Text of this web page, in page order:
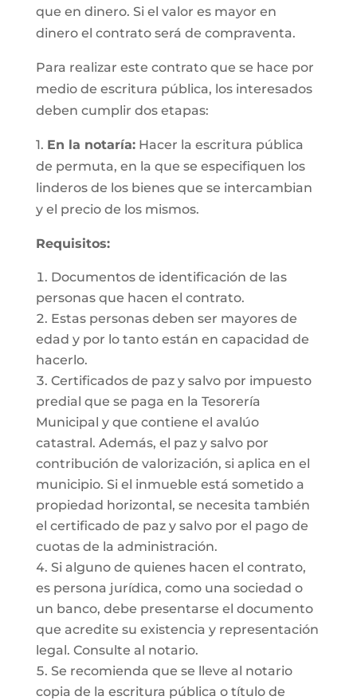
que en dinero. Si el valor es mayor en
dinero el contrato será de compraventa.
Para realizar este contrato que se hace por
medio de escritura pública, los interesados
deben cumplir dos etapas:
1. En la notaría:Hacer la escritura pública
de permuta, en la que se especifiquen los
linderos de los bienes que se intercambian
y el precio de los mismos.
Requisitos:
Documentos de identificación de las
personas que hacen el contrato.
Estas personas deben ser mayores de
edad y por lo tanto están en capacidad de
hacerlo.
Certificados de paz y salvo por impuesto
predial que se paga en la Tesorería
Municipal y que contiene el avalúo
catastral. Además, el paz y salvo por
contribución de valorización, si aplica en el
municipio. Si el inmueble está sometido a
propiedad horizontal, se necesita también
el certificado de paz y salvo por el pago de
cuotas de la administración.
Si alguno de quienes hacen el contrato,
es persona jurídica, como una sociedad o
un banco, debe presentarse el documento
que acredite su existencia y representación
legal. Consulte al notario.
Se recomienda que se lleve al notario
copia de la escritura pública o título de